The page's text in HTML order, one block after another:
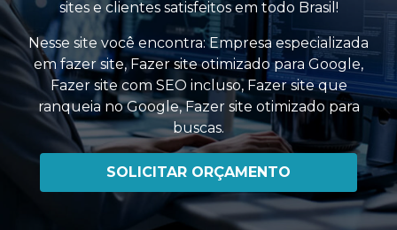
sites e clientes satisfeitos em todo Brasil!
Nesse site você encontra:Empresa especializada
em fazer site,Fazer site otimizado para Google,
Fazer site com SEO incluso, Fazer site que
ranqueia no Google,Fazer site otimizado para
buscas.
SOLICITAR ORÇAMENTO